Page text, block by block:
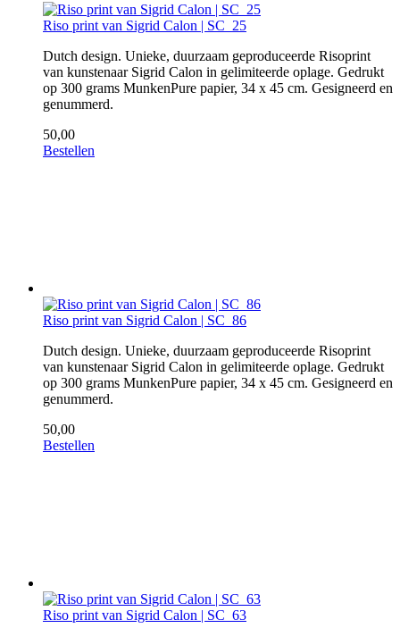
Riso print van Sigrid Calon | SC_25
Dutch design. Unieke, duurzaam geproduceerde Risoprint
van kunstenaar Sigrid Calon in gelimiteerde oplage. Gedrukt
op 300 grams MunkenPure papier, 34 x 45 cm. Gesigneerd en
genummerd.
50,00
Bestellen
Riso print van Sigrid Calon | SC_86
Dutch design. Unieke, duurzaam geproduceerde Risoprint
van kunstenaar Sigrid Calon in gelimiteerde oplage. Gedrukt
op 300 grams MunkenPure papier, 34 x 45 cm. Gesigneerd en
genummerd.
50,00
Bestellen
Riso print van Sigrid Calon | SC_63